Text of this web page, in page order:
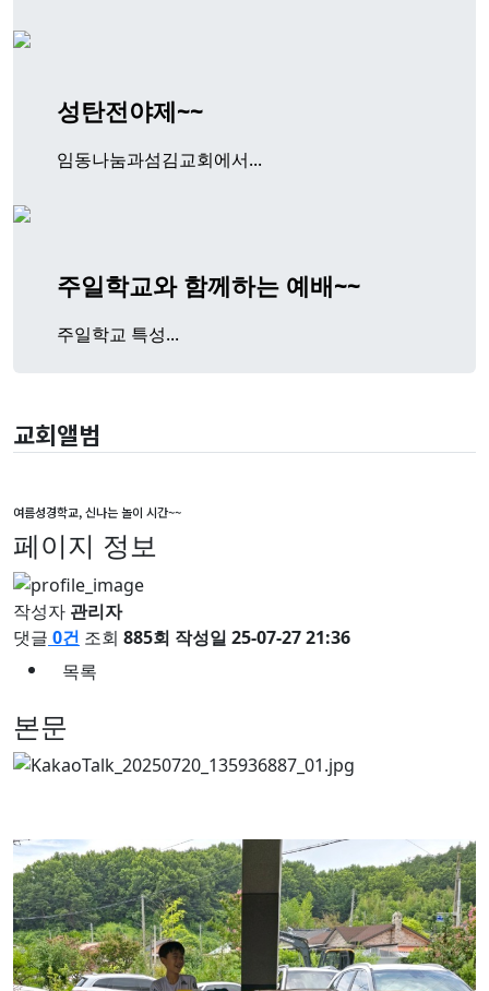
성탄전야제~~
임동나눔과섬김교회에서...
주일학교와 함께하는 예배~~
주일학교 특성...
교회앨범
여름성경학교, 신나는 놀이 시간~~
페이지 정보
작성자 관리자
댓글 0건 조회 885회 작성일 25-07-27 21:36
목록
본문